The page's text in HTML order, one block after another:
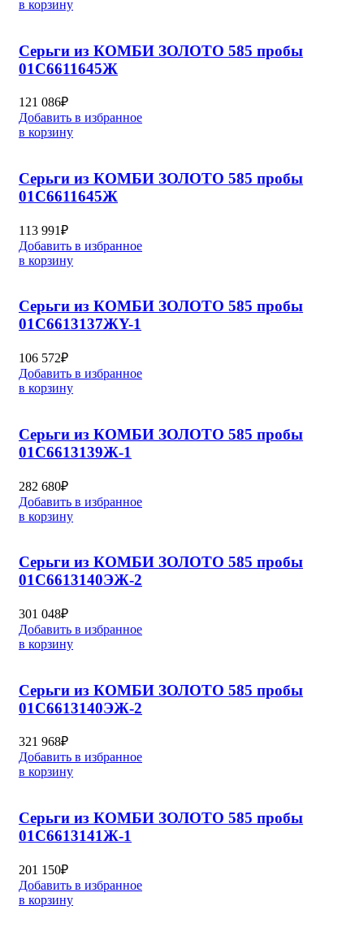
в корзину
Серьги из КОМБИ ЗОЛОТО 585 пробы
01С6611645Ж
121 086₽
Добавить в избранное
в корзину
Серьги из КОМБИ ЗОЛОТО 585 пробы
01С6611645Ж
113 991₽
Добавить в избранное
в корзину
Серьги из КОМБИ ЗОЛОТО 585 пробы
01С6613137ЖY-1
106 572₽
Добавить в избранное
в корзину
Серьги из КОМБИ ЗОЛОТО 585 пробы
01С6613139Ж-1
282 680₽
Добавить в избранное
в корзину
Серьги из КОМБИ ЗОЛОТО 585 пробы
01С6613140ЭЖ-2
301 048₽
Добавить в избранное
в корзину
Серьги из КОМБИ ЗОЛОТО 585 пробы
01С6613140ЭЖ-2
321 968₽
Добавить в избранное
в корзину
Серьги из КОМБИ ЗОЛОТО 585 пробы
01С6613141Ж-1
201 150₽
Добавить в избранное
в корзину